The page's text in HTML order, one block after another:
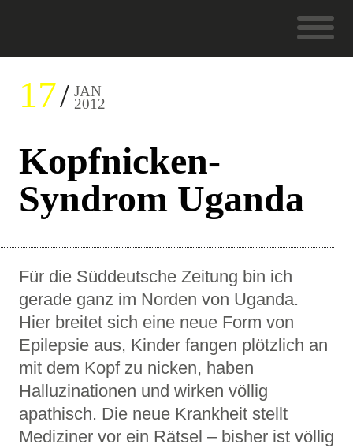
17 JAN
2012
Kopfnicken-
Syndrom Uganda
Für die Süddeutsche Zeitung bin ich
gerade ganz im Norden von Uganda.
Hier breitet sich eine neue Form von
Epilepsie aus, Kinder fangen plötzlich an
mit dem Kopf zu nicken, haben
Halluzinationen und wirken völlig
apathisch. Die neue Krankheit stellt
Mediziner vor ein Rätsel – bisher ist völlig